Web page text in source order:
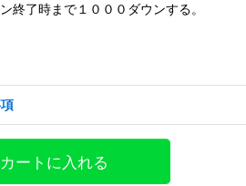
終了時まで１０００ダウンする。
カートに入れる